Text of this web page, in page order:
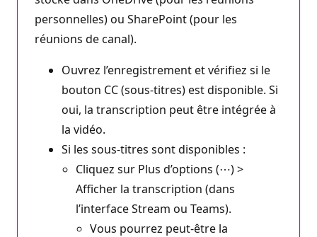
personnelles) ou SharePoint (pour les
réunions de canal).
Ouvrez l’enregistrement et vérifiez si le
bouton CC (sous-titres) est disponible. Si
oui, la transcription peut être intégrée à
la vidéo.
Si les sous-titres sont disponibles :
Cliquez sur Plus d’options (⋯) >
Afficher la transcription (dans
l’interface Stream ou Teams).
Vous pourrez peut-être la